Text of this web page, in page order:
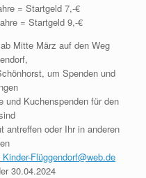
= Startgeld 7,-€
= Startgeld 9,-€
Mitte März auf den Weg
um Spenden und
und Kuchenspenden für den
antreffen oder Ihr in anderen
Kinder-Flüggendorf@web.de
30.04.2024